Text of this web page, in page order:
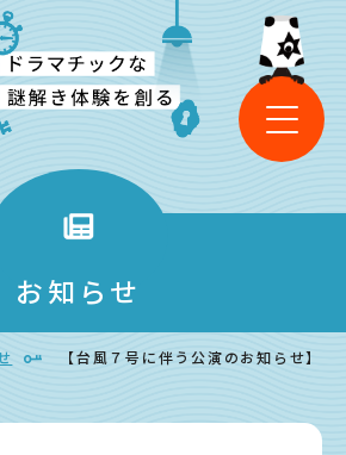
お知らせ
【台風７号に伴う公演のお知らせ】